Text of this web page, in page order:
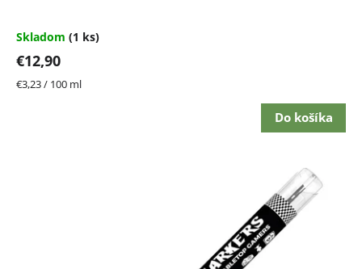
Skladom (1 ks)
€12,90
Jednotková
€3,23 / 100 ml
Do košíka